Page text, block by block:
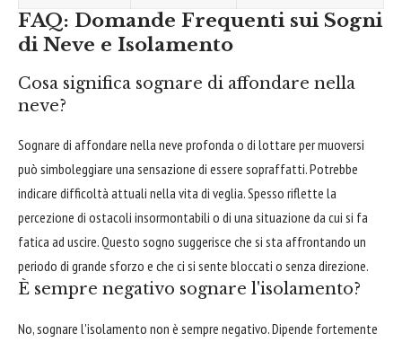
FAQ: Domande Frequenti sui Sogni
di Neve e Isolamento
Cosa significa sognare di affondare nella
neve?
Sognare di affondare nella neve profonda o di lottare per muoversi
può simboleggiare una sensazione di essere sopraffatti. Potrebbe
indicare difficoltà attuali nella vita di veglia. Spesso riflette la
percezione di ostacoli insormontabili o di una situazione da cui si fa
fatica ad uscire. Questo sogno suggerisce che si sta affrontando un
periodo di grande sforzo e che ci si sente bloccati o senza direzione.
È sempre negativo sognare l'isolamento?
No, sognare l'isolamento non è sempre negativo. Dipende fortemente